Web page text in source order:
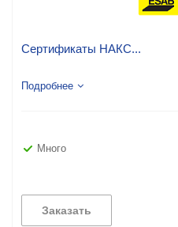
Сертификаты НАКС...
Подробнее
Много
Заказать